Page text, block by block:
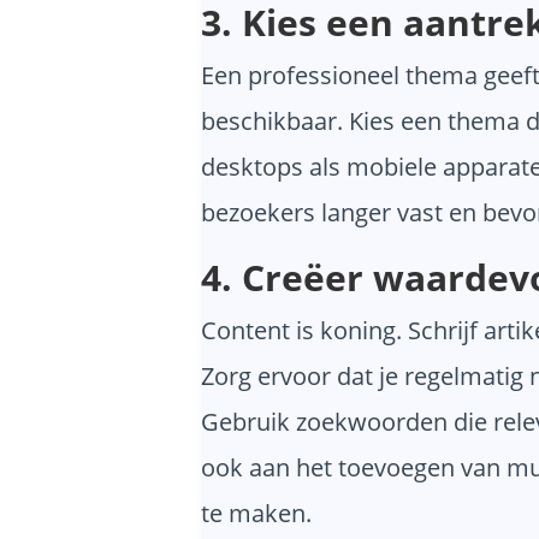
3. Kies een
Een professioneel thema
beschikbaar. Kies een thema
desktops als mobiele
bezoekers langer vast en
4. Creëer
Content is koning. Schrijf
Zorg ervoor dat je regelmatig
Gebruik zoekwoorden die
ook aan het toevoegen van
te maken.